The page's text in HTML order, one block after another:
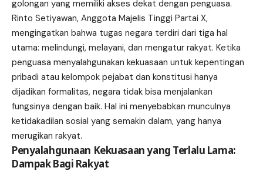
golongan yang memiliki akses dekat dengan penguasa.
Rinto Setiyawan, Anggota Majelis Tinggi Partai X,
mengingatkan bahwa tugas negara terdiri dari tiga hal
utama: melindungi, melayani, dan mengatur rakyat. Ketika
penguasa menyalahgunakan kekuasaan untuk kepentingan
pribadi atau kelompok pejabat dan konstitusi hanya
dijadikan formalitas, negara tidak bisa menjalankan
fungsinya dengan baik. Hal ini menyebabkan munculnya
ketidakadilan sosial yang semakin dalam, yang hanya
merugikan rakyat.
Penyalahgunaan Kekuasaan yang Terlalu Lama:
Dampak Bagi Rakyat